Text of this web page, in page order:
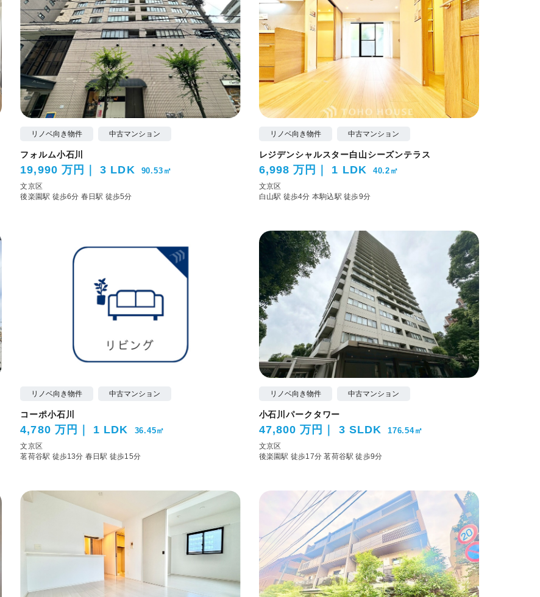
リノベ向き物件 中古マンション
フォルム小石川
19,990 万円 3 LDK 90.53㎡
文京区
後楽園駅 徒歩6分 春日駅 徒歩5分
リノベ向き物件 中古マンション
レジデンシャルスター白山シーズンテラス
6,998 万円 1 LDK 40.2㎡
文京区
白山駅 徒歩4分 本駒込駅 徒歩9分
リノベ向き物件 中古マンション
コーポ小石川
4,780 万円 1 LDK 36.45㎡
文京区
茗荷谷駅 徒歩13分 春日駅 徒歩15分
リノベ向き物件 中古マンション
小石川パークタワー
47,800 万円 3 SLDK 176.54㎡
文京区
後楽園駅 徒歩17分茗荷谷駅 徒歩9分